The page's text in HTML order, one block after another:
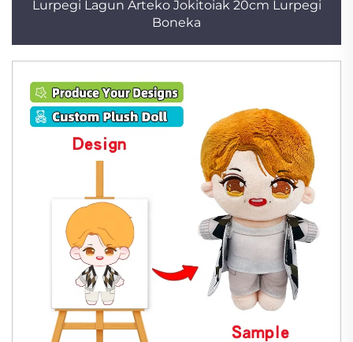
Lurpegi Lagun Arteko Jokitoiak 20cm Lurpegi
Boneka